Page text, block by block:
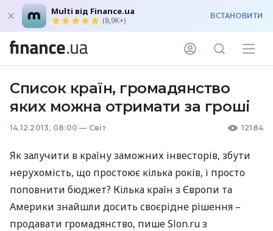
Multi від Finance.ua
(8,9K+) ВСТАНОВИТИ
Список країн, громадянство
яких можна отримати за гроші
14.12.2013, 08:00 — Світ 12184
Як залучити в країну заможних інвесторів, збути
нерухомість, що простоює кілька років, і просто
поповнити бюджет? Кілька країн з Європи та
Америки знайшли досить своєрідне рішення –
продавати громадянство, пише Slon.ru з